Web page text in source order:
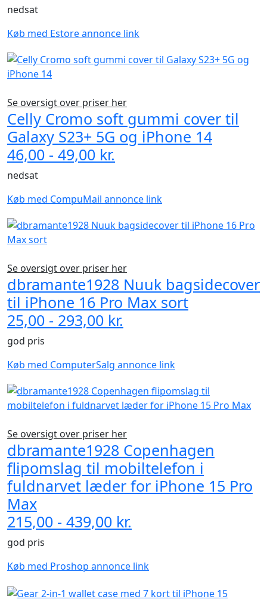
nedsat
Køb med Estore annonce link
Se oversigt over priser her
Celly Cromo soft gummi cover til
Galaxy S23+ 5G og iPhone 14
46,00 - 49,00 kr.
nedsat
Køb med CompuMail annonce link
Se oversigt over priser her
dbramante1928 Nuuk bagsidecover
til iPhone 16 Pro Max sort
25,00 - 293,00 kr.
god pris
Køb med ComputerSalg annonce link
Se oversigt over priser her
dbramante1928 Copenhagen
flipomslag til mobiltelefon i
fuldnarvet læder for iPhone 15 Pro
Max
215,00 - 439,00 kr.
god pris
Køb med Proshop annonce link